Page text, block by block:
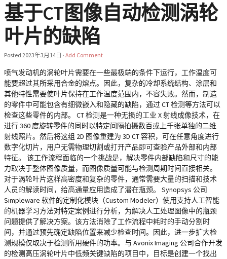
基于CT图像自动检测涡轮
叶片的缺陷
Posted 2023年3月14日 · Add Comment
喷气发动机的涡轮叶片需要在一些最极端的条件下运行，工作温度可
能要超过其所采用合金的熔点。因此，复杂的冷却系统结构、涂层和
其他特性需要使叶片保持在工作温度范围内，不容失败。然而，制造
的零件中可能包含有细微嵌入和隐藏的缺陷，通过 CT 检测等方法可以
检查这些零件的内部。 CT 检测是一种无损的工业 X 射线成像技术，在
进行 360 度旋转零件的同时以特定间隔拍摄数百或上千张单独的二维
射线照片。然后将这组 2D 图像重建为 3D CT 容积，可在任意角度进行
数字化切片，用户无需物理切割或打开产品即可查验产品外部和内部
特征。 该工作流程面临的一个挑战是，解决零件内部缺陷和尺寸的能
力取决于整体图像质量，而图像质量可能与检测周期时间直接相关。
对于涡轮叶片这样高密度和复杂的零件，通常需要大量的扫描和技术
人员的解读时间，给高通量应用造成了潜在瓶颈。 Synopsys 公司
Simpleware 软件的定制化模块（Custom Modeler）使用支持人工智能
的机器学习方法对特定案例进行分析，为解决人工处理图像中的瓶颈
问题提供了解决方案。该方法消除了工作流程中耗时的手动分割时
间，并通过预先确定缺陷位置来减少检查时间。因此，进一步扩大检
测规模仅取决于检测所用硬件的功率。与 Avonix Imaging 公司合作开发
的检测高压涡轮叶片中低频关键缺陷的项目中，目标是创建一个找出